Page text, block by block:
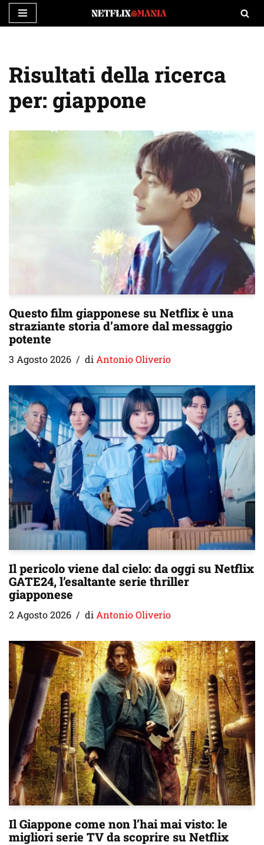
contenuto
Risultati della ricerca
per: giappone
Questo film giapponese su Netflix è una
straziante storia d’amore dal messaggio
potente
3 Agosto 2026 diAntonio Oliverio
Il pericolo viene dal cielo: da oggi su Netflix
GATE24, l’esaltante serie thriller
giapponese
2 Agosto 2026 di Antonio Oliverio
Il Giappone come non l’hai mai visto: le
migliori serie TV da scoprire su Netflix